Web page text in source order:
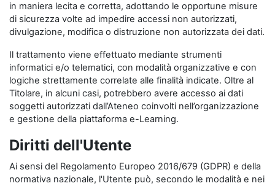
in maniera lecita e corretta, adottando le opportune misure
di sicurezza volte ad impedire accessi non autorizzati,
divulgazione, modifica o distruzione non autorizzata dei dati.
Il trattamento viene effettuato mediante strumenti
informatici e/o telematici, con modalità organizzative e con
logiche strettamente correlate alle finalità indicate. Oltre al
Titolare, in alcuni casi, potrebbero avere accesso ai dati
soggetti autorizzati dall’Ateneo coinvolti nell’organizzazione
e gestione della piattaforma e-Learning.
Diritti dell'Utente
Ai sensi del Regolamento Europeo 2016/679 (GDPR) e della
normativa nazionale, l'Utente può, secondo le modalità e nei